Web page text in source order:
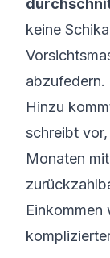
keine
abzufedern.
Hinzu
schreibt
Monaten
Einkommen